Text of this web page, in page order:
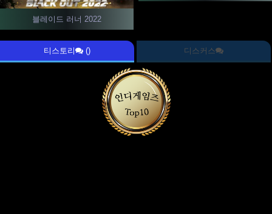
블레이드 러너 2022
티스토리 () 디스커스